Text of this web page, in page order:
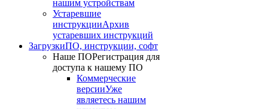
нашим устройствам
Устаревшие
инструкцииАрхив
устаревших инструкций
ЗагрузкиПО, инструкции, софт
Наше ПОРегистрация для
доступа к нашему ПО
Коммерческие
версииУже
являетесь нашим